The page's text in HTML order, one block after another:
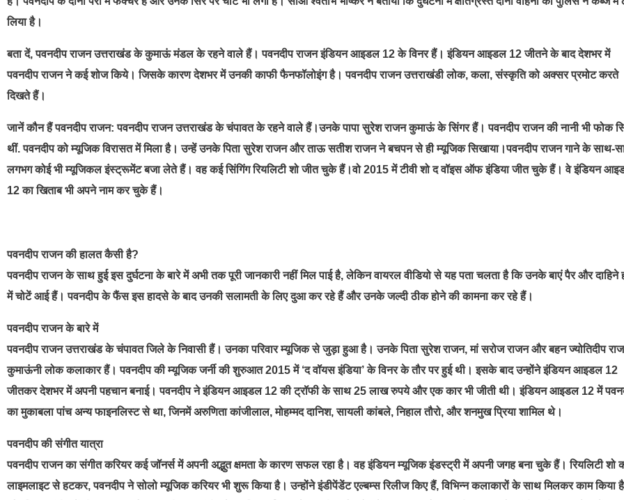
लिया है।
बता दें, पवनदीप राजन उत्तराखंड के कुमाऊं मंडल के रहने वाले हैं। पवनदीप राजन इंडियन आइडल 12 के विनर हैं। इंडियन आइडल 12 जीतने के बाद देशभर में
पवनदीप राजन ने कई शोज किये। जिसके कारण देशभर में उनकी काफी फैनफॉलोइंग है। पवनदीप राजन उत्तराखंडी लोक, कला, संस्कृति को अक्सर प्रमोट करते
दिखते हैं।
जानें कौन हैं पवनदीप राजन: पवनदीप राजन उत्तराखंड के चंपावत के रहने वाले हैं।उनके पापा सुरेश राजन कुमाऊं के सिंगर हैं। पवनदीप राजन की नानी भी फोक
थीं. पवनदीप को म्यूजिक विरासत में मिला है। उन्हें उनके पिता सुरेश राजन और ताऊ सतीश राजन ने बचपन से ही म्यूजिक सिखाया।पवनदीप राजन गाने के साथ-
लगभग कोई भी म्यूजिकल इंस्ट्रूमेंट बजा लेते हैं। वह कई सिंगिंग रियलिटी शो जीत चुके हैं।वो 2015 में टीवी शो द वॉइस ऑफ इंडिया जीत चुके हैं। वे इंडियन
12 का खिताब भी अपने नाम कर चुके हैं।
पवनदीप राजन की हालत कैसी है?
पवनदीप राजन के साथ हुई इस दुर्घटना के बारे में अभी तक पूरी जानकारी नहीं मिल पाई है, लेकिन वायरल वीडियो से यह पता चलता है कि उनके बाएं पैर और दाहिने
में चोटें आई हैं। पवनदीप के फैंस इस हादसे के बाद उनकी सलामती के लिए दुआ कर रहे हैं और उनके जल्दी ठीक होने की कामना कर रहे हैं।
पवनदीप राजन के बारे में
पवनदीप राजन उत्तराखंड के चंपावत जिले के निवासी हैं। उनका परिवार म्यूजिक से जुड़ा हुआ है। उनके पिता सुरेश राजन, मां सरोज राजन और बहन ज्योतिदीप
कुमाऊंनी लोक कलाकार हैं। पवनदीप की म्यूजिक जर्नी की शुरुआत 2015 में ‘द वॉयस इंडिया’ के विनर के तौर पर हुई थी। इसके बाद उन्होंने इंडियन आइडल 12
जीतकर देशभर में अपनी पहचान बनाई। पवनदीप ने इंडियन आइडल 12 की ट्रॉफी के साथ 25 लाख रुपये और एक कार भी जीती थी। इंडियन आइडल 12 में
का मुकाबला पांच अन्य फाइनलिस्ट से था, जिनमें अरुणिता कांजीलाल, मोहम्मद दानिश, सायली कांबले, निहाल तौरो, और शनमुख प्रिया शामिल थे।
पवनदीप की संगीत यात्रा
पवनदीप राजन का संगीत करियर कई जॉनर्स में अपनी अद्भुत क्षमता के कारण सफल रहा है। वह इंडियन म्यूजिक इंडस्ट्री में अपनी जगह बना चुके हैं। रियलिटी शो
लाइमलाइट से हटकर, पवनदीप ने सोलो म्यूजिक करियर भी शुरू किया है। उन्होंने इंडीपेंडेंट एल्बम्स रिलीज किए हैं, विभिन्न कलाकारों के साथ मिलकर काम किया